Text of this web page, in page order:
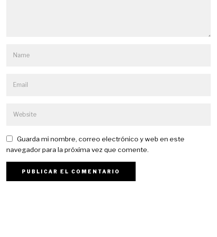
Guarda mi nombre, correo electrónico y web en este
navegador para la próxima vez que comente.